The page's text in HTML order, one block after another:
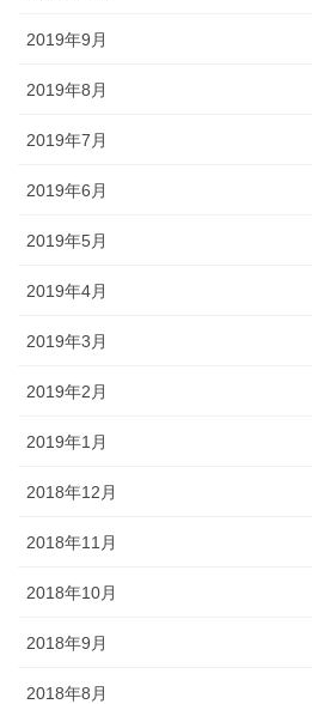
2019年9月
2019年8月
2019年7月
2019年6月
2019年5月
2019年4月
2019年3月
2019年2月
2019年1月
2018年12月
2018年11月
2018年10月
2018年9月
2018年8月